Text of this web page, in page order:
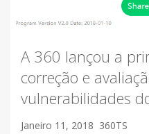
A 360 lançou a
correção e
vulnerabilidades
Janeiro 11, 2018 360TS